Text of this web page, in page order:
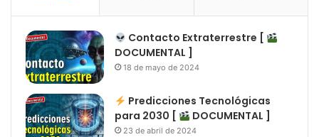
Contacto Extraterrestre [
DOCUMENTAL ]
18 de mayo de 2024
Predicciones Tecnológicas
para 2030 [
DOCUMENTAL ]
23 de abril de 2024